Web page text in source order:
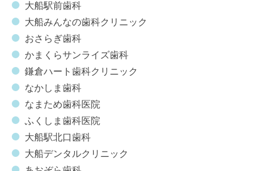
大船駅前歯科
大船みんなの歯科クリニック
おさらぎ歯科
かまくらサンライズ歯科
鎌倉ハート歯科クリニック
なかしま歯科
なまため歯科医院
ふくしま歯科医院
大船駅北口歯科
大船デンタルクリニック